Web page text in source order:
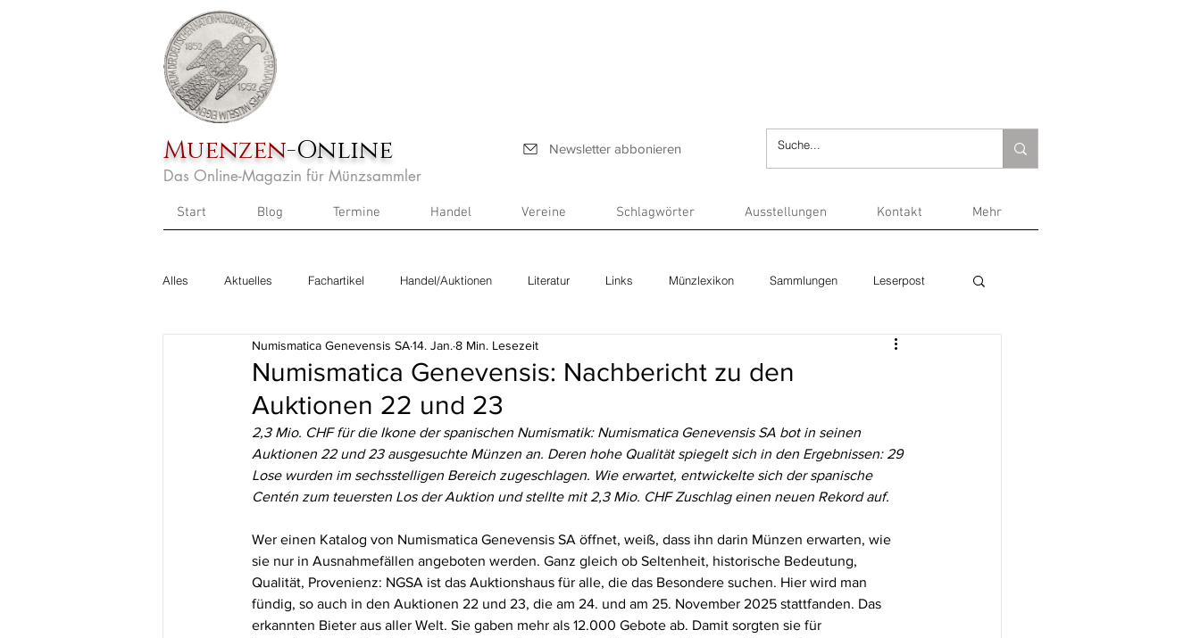
Muenzen-Online Newsletter abbonieren
Das Online-Magazin für Münzsammler
Start Blog Termine Handel Vereine Schlagwörter Ausstellungen Kontakt Mehr
Alles Aktuelles Fachartikel Handel/Auktionen Literatur Links Münzlexikon Sammlungen Leserpost
Numismatica Genevensis: Nachbericht zu den
Auktionen 22 und 23
Numismatica Genevensis SA14. Jan. 8 Min. Lesezeit
2,3 Mio. CHF für die Ikone der spanischen Numismatik: Numismatica Genevensis SA bot in seinen
Auktionen 22 und 23 ausgesuchte Münzen an. Deren hohe Qualität spiegelt sich in den Ergebnissen: 29
Lose wurden im sechsstelligen Bereich zugeschlagen. Wie erwartet, entwickelte sich der spanische
Centén zum teuersten Los der Auktion und stellte mit 2,3 Mio. CHF Zuschlag einen neuen Rekord auf.
Wer einen Katalog von Numismatica Genevensis SA öffnet, weiß, dass ihn darin Münzen erwarten, wie
sie nur in Ausnahmefällen angeboten werden. Ganz gleich ob Seltenheit, historische Bedeutung,
Qualität, Provenienz: NGSA ist das Auktionshaus für alle, die das Besondere suchen. Hier wird man
fündig, so auch in den Auktionen 22 und 23, die am 24. und am 25. November 2025 stattfanden. Das
erkannten Bieter aus aller Welt. Sie gaben mehr als 12.000 Gebote ab. Damit sorgten sie für